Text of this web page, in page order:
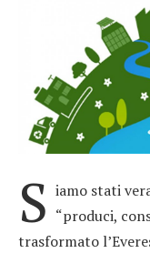
S iamo stati
“produci,
trasformato